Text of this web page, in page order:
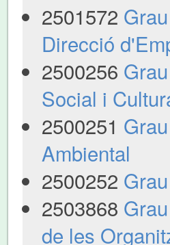
2501572
Direcció
2500256
Social i
2500251
Ambiental
2500252
2503868
de les